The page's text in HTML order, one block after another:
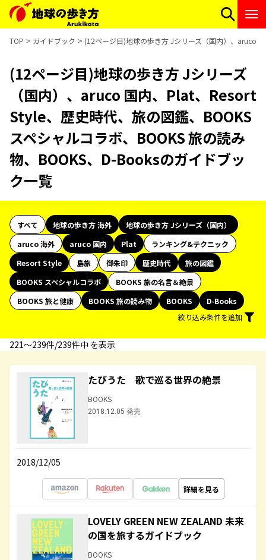
TOP ガイドブック (12ページ目)地球の歩き方 Jシリーズ（国内）、aruco
(12ページ目)地球の歩き方 Jシリーズ
（国内）、aruco 国内、Plat、Resort
Style、歴史時代、旅の図鑑、BOOKS
スペシャルコラボ、BOOKS 旅の読み
物、BOOKS、D-Booksのガイドブッ
ク一覧
すべて 地球の歩き方 海外
地球の歩き方 Jシリーズ（国内）
aruco 海外
aruco 国内 Plat
ランキング&テクニック
Resort Style
島旅 御朱印 歴史時代
旅の図鑑
BOOKS スペシャルコラボ
BOOKS 旅の名言＆絶景
BOOKS 旅と健康
BOOKS 旅の読み物 BOOKS
D-Books
絞り込み条件を追加
221〜239件/239件中 を表示
たびうた 歌で巡る世界の絶景
BOOKS
2018.12.05 発売
2018/12/05
詳細を見る
LOVELY GREEN NEW ZEALAND 未来
の国を旅するガイドブック
BOOKS